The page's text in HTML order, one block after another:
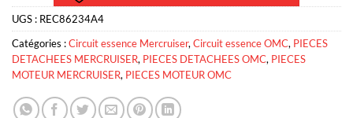
UGS : REC86234A4
Catégories :Circuit essence Mercruiser, Circuit essence OMC, PIECES
DETACHEES MERCRUISER, PIECES DETACHEES OMC, PIECES
MOTEUR MERCRUISER, PIECES MOTEUR OMC